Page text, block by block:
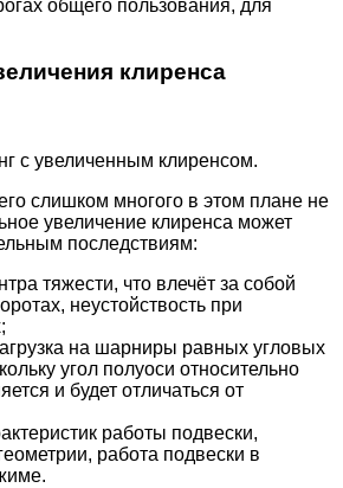
общего пользования, для
клиренса
с увеличенным клиренсом.
слишком многого в этом плане не
увеличение клиренса может
последствиям:
тяжести, что влечёт за собой
неустойствость при
на шарниры равных угловых
угол полуоси относительно
и будет отличаться от
работы подвески,
работа подвески в